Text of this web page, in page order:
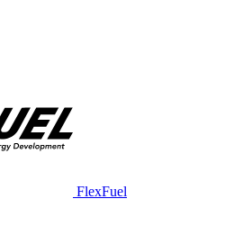
FlexFuel